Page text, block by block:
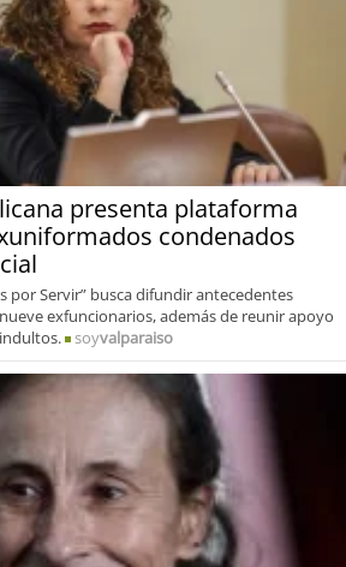
presenta plataforma
condenados
por Servir” busca difundir antecedentes
exfuncionarios, además de reunir apoyo
soyvalparaiso